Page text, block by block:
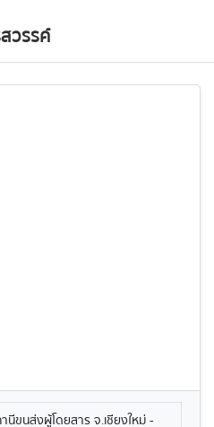
วรรค์
นีขนส่งผู้โดยสาร จ.เชียงใหม่ -